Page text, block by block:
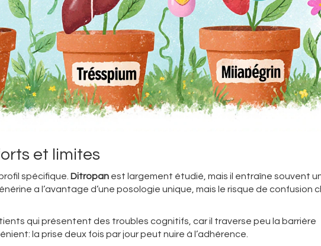
et limites
spécifique. Ditropan est largement étudié, mais il entraîne souvent
a l’avantage d’une posologie unique, mais le risque de confusion
qui présentent des troubles cognitifs, car il traverse peu la barrière
la prise deux fois par jour peut nuire à l’adhérence.